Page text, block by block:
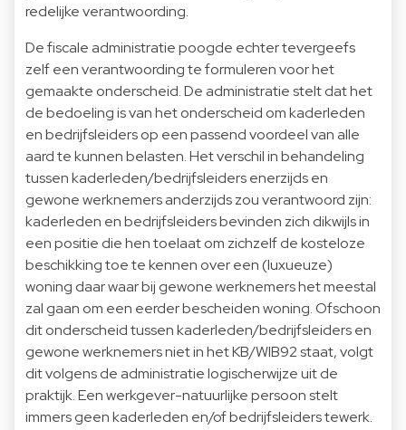
redelijke verantwoording.
De fiscale administratie poogde echter tevergeefs
zelf een verantwoording te formuleren voor het
gemaakte onderscheid. De administratie stelt dat het
de bedoeling is van het onderscheid om kaderleden
en bedrijfsleiders op een passend voordeel van alle
aard te kunnen belasten. Het verschil in behandeling
tussen kaderleden/bedrijfsleiders enerzijds en
gewone werknemers anderzijds zou verantwoord zijn:
kaderleden en bedrijfsleiders bevinden zich dikwijls in
een positie die hen toelaat om zichzelf de kosteloze
beschikking toe te kennen over een (luxueuze)
woning daar waar bij gewone werknemers het meestal
zal gaan om een eerder bescheiden woning. Ofschoon
dit onderscheid tussen kaderleden/bedrijfsleiders en
gewone werknemers niet in het KB/WIB92 staat, volgt
dit volgens de administratie logischerwijze uit de
praktijk. Een werkgever-natuurlijke persoon stelt
immers geen kaderleden en/of bedrijfsleiders tewerk.